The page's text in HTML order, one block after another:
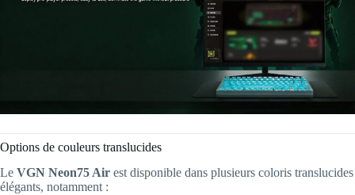
Options de couleurs translucides
Le VGN Neon75 Air est disponible dans plusieurs coloris translucides
élégants, notamment :